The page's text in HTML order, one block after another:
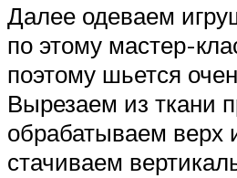
Далее одеваем
по этому мастер-
поэтому шьется
Вырезаем из ткани
обрабатываем верх
стачиваем